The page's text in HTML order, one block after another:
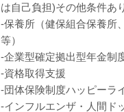
は自己負担)その他条件あ
-保養所（健保組合保養所
等）
-企業型確定拠出型年金制
-資格取得支援
-団体保険制度ハッピーラ
-インフルエンザ・人間ド